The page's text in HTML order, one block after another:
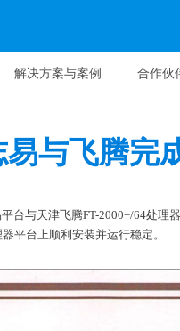
解决方案与案例 合作伙
与飞腾完
台与天津飞腾FT-2000+/64处理
平台上顺利安装并运行稳定。